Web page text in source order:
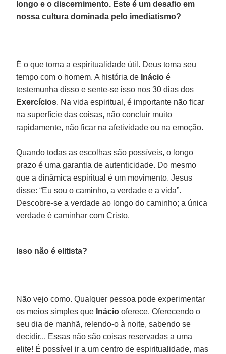
longo e o discernimento. Este é um desafio em
nossa cultura dominada pelo imediatismo?
É o que torna a espiritualidade útil. Deus toma seu
tempo com o homem. A história de Inácio é
testemunha disso e sente-se isso nos 30 dias dos
Exercícios. Na vida espiritual, é importante não ficar
na superfície das coisas, não concluir muito
rapidamente, não ficar na afetividade ou na emoção.
Quando todas as escolhas são possíveis, o longo
prazo é uma garantia de autenticidade. Do mesmo
que a dinâmica espiritual é um movimento. Jesus
disse: “Eu sou o caminho, a verdade e a vida”.
Descobre-se a verdade ao longo do caminho; a única
verdade é caminhar com Cristo.
Isso não é elitista?
Não vejo como. Qualquer pessoa pode experimentar
os meios simples que Inácio oferece. Oferecendo o
seu dia de manhã, relendo-o à noite, sabendo se
decidir... Essas não são coisas reservadas a uma
elite! É possível ir a um centro de espiritualidade, mas